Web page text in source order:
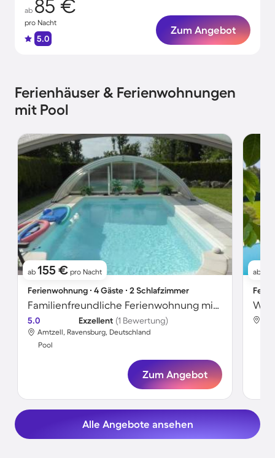
ab 85 €
pro Nacht
5.0
Zum Angebot
Ferienhäuser & Ferienwohnungen
mit Pool
ab 155 € pro Nacht
Ferienwohnung ∙ 4 Gäste ∙ 2 Schlafzimmer
Familienfreundliche Ferienwohnung mit Pool und Grill
5.0 Exzellent (1 Bewertung)
Amtzell, Ravensburg, Deutschland
Pool
Zum Angebot
ab
Alle Angebote ansehen